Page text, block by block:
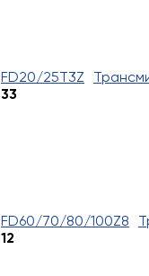
FD20/25T3Z
33
FD60/70/80/100Z8
12